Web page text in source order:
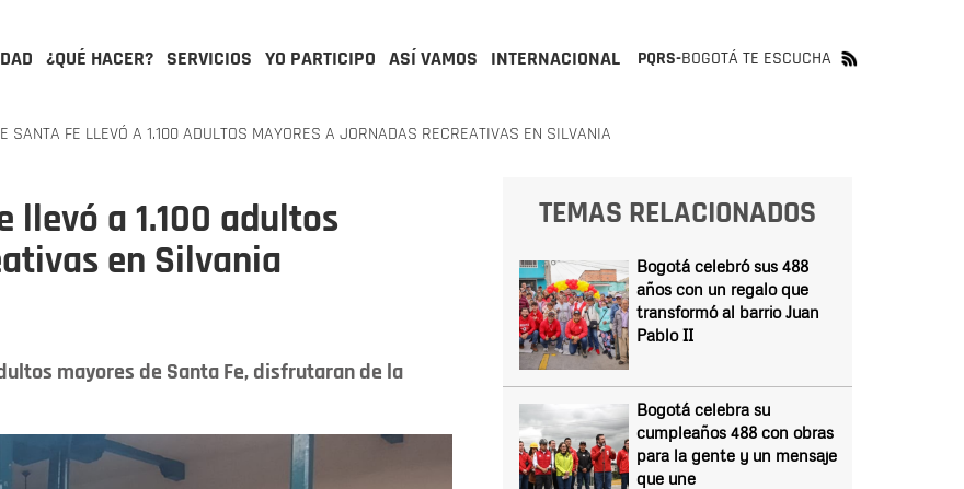
¿QUÉ HACER? SERVICIOS YO PARTICIPO ASÍ VAMOS INTERNACIONAL PQRS-BOGOTÁ TE ESCUCHA
SANTA FE LLEVÓ A 1.100 ADULTOS MAYORES A JORNADAS RECREATIVAS EN SILVANIA
llevó a 1.100 adultos
en Silvania
mayores de Santa Fe, disfrutaran de la
TEMAS RELACIONADOS
Bogotá celebró sus 488
años con un regalo que
transformó al barrio Juan
Pablo II
Bogotá celebra su
cumpleaños 488 con obras
para la gente y un mensaje
que une